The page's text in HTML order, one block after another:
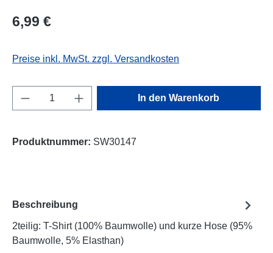
Regulärer Preis:
6,99 €
Preise inkl. MwSt. zzgl. Versandkosten
Produkt Anzahl: Gib den gewünschten
In den Warenkorb
Produktnummer: SW30147
Beschreibung
2teilig: T-Shirt (100% Baumwolle) und kurze Hose (95%
Baumwolle, 5% Elasthan)